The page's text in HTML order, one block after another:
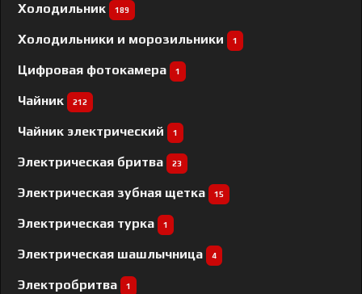
Холодильник 189
Холодильники и морозильники 1
Цифровая фотокамера 1
Чайник 212
Чайник электрический 1
Электрическая бритва 23
Электрическая зубная щетка 15
Электрическая турка 1
Электрическая шашлычница 4
Электробритва 1